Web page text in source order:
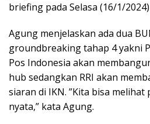
briefing pada Selasa (16/1/
Agung menjelaskan ada dua
groundbreaking tahap 4 yakni
Pos Indonesia akan
hub sedangkan RRI akan
siaran di IKN. ”Kita bisa
nyata,” kata Agung.